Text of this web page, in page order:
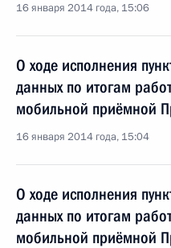
16 января 2014 года, 15:06
О ходе исполнения
данных по итогам
мобильной приёмной
16 января 2014 года, 15:04
О ходе исполнения
данных по итогам
мобильной приёмной